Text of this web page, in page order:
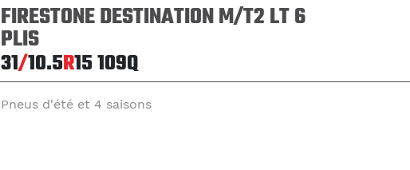
FIRESTONE DESTINATION M/T2 LT 6
PLIS
31/10.5R15109Q
Pneus d'été et 4 saisons